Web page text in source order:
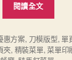
閱讀全文
式
菜
惠方案, 刀模版型, 單
夾, 精裝菜單,菜單印